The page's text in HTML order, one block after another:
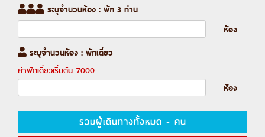
ระบุจำนวนห้อง : พัก 3 ท่าน
ห้อง
ระบุจำนวนห้อง : พักเดี่ยว
ค่าพักเดี่ยวเริ่มต้น 7000
ห้อง
รวมผู้เดินทางทั้งหมด - คน